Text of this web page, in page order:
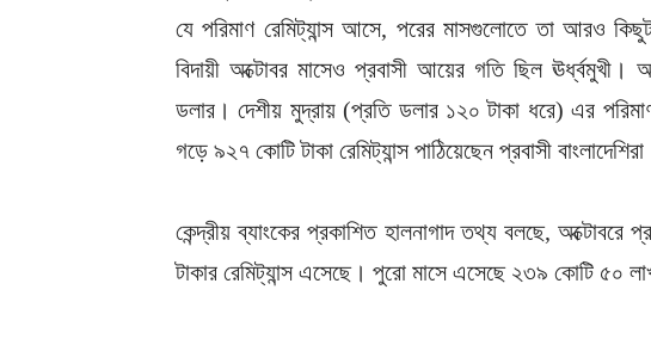
যে পরিমাণ রেমিট্যান্স আসে, পরের মাসগুলোতে তা আরও
বিদায়ী অক্টোবর মাসেও প্রবাসী আয়ের গতি ছিল ঊর্ধ্বমুখী।
ডলার। দেশীয় মুদ্রায় (প্রতি ডলার ১২০ টাকা ধরে) এর
গড়ে ৯২৭ কোটি টাকা রেমিট্যান্স পাঠিয়েছেন প্রবাসী
কেন্দ্রীয় ব্যাংকের প্রকাশিত হালনাগাদ তথ্য বলছে,
টাকার রেমিট্যান্স এসেছে। পুরো মাসে এসেছে ২৩৯ কোটি ৫০